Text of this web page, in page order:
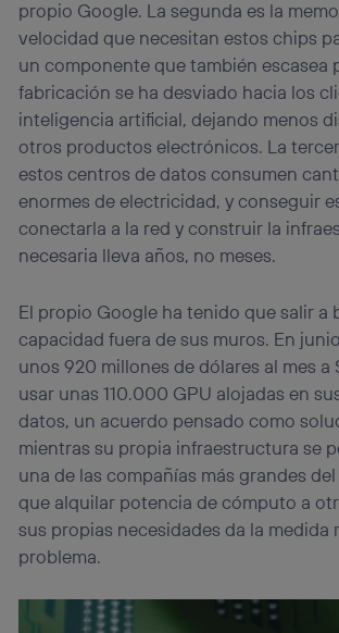
propio Google. La segunda es la
velocidad que necesitan estos chips
un componente que también escasea
fabricación se ha desviado hacia los
inteligencia artificial, dejando menos
otros productos electrónicos. La
estos centros de datos consumen
enormes de electricidad, y conseguir
conectarla a la red y construir la
necesaria lleva años, no meses.
El propio Google ha tenido que salir a
capacidad fuera de sus muros. En
unos 920 millones de dólares al mes a
usar unas 110.000 GPU alojadas en
datos, un acuerdo pensado como
mientras su propia infraestructura se
una de las compañías más grandes
que alquilar potencia de cómputo a
sus propias necesidades da la medida
problema.